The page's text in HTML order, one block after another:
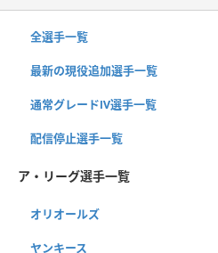
全選手一覧
最新の現役追加選手一覧
通常グレードⅣ選手一覧
配信停止選手一覧
ア・リーグ選手一覧
オリオールズ
ヤンキース